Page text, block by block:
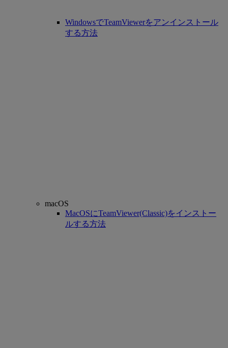
WindowsでTeamViewerをアンインストール
する方法
macOS
MacOSにTeamViewer(Classic)をインストー
ルする方法